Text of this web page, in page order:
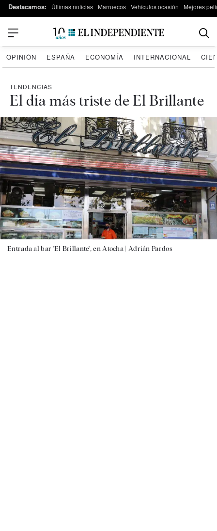
Destacamos: Últimas noticias Marruecos Vehículos ocasión Mejores
OPINIÓN ESPAÑA ECONOMÍA INTERNACIONAL
TENDENCIAS
El día más triste de El Brillante
Entrada al bar 'El Brillante', en Atocha | Adrián Pardos